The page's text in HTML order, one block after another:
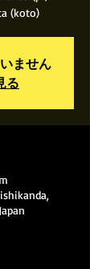
(koto)
ません
る